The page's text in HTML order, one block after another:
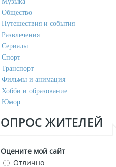
Общество
Путешествия и события
Развлечения
Сериалы
Спорт
Транспорт
Фильмы и анимация
Хобби и образование
Юмор
ОПРОС ЖИТЕЛЕЙ
Оцените мой сайт
Отлично